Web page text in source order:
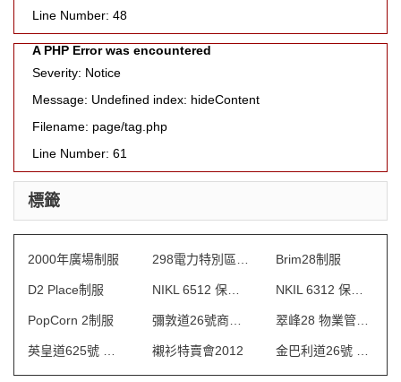
Line Number: 48
A PHP Error was encountered
Severity: Notice
Message: Undefined index: hideContent
Filename: page/tag.php
Line Number: 61
標籤
2000年廣場制服 Brim28制服
D2 Place制服 NIKL 6512 保安制服
PopCorn 2制服 彌敦道26號商場 制服
襯衫特賣會2012